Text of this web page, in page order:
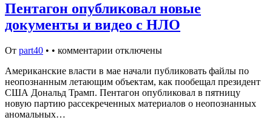
Пентагон опубликовал новые
документы и видео с НЛО
От part40 • • комментарии отключены
Американские власти в мае начали публиковать файлы по
неопознанным летающим объектам, как пообещал президент
США Дональд Трамп. Пентагон опубликовал в пятницу
новую партию рассекреченных материалов о неопознанных
аномальных…